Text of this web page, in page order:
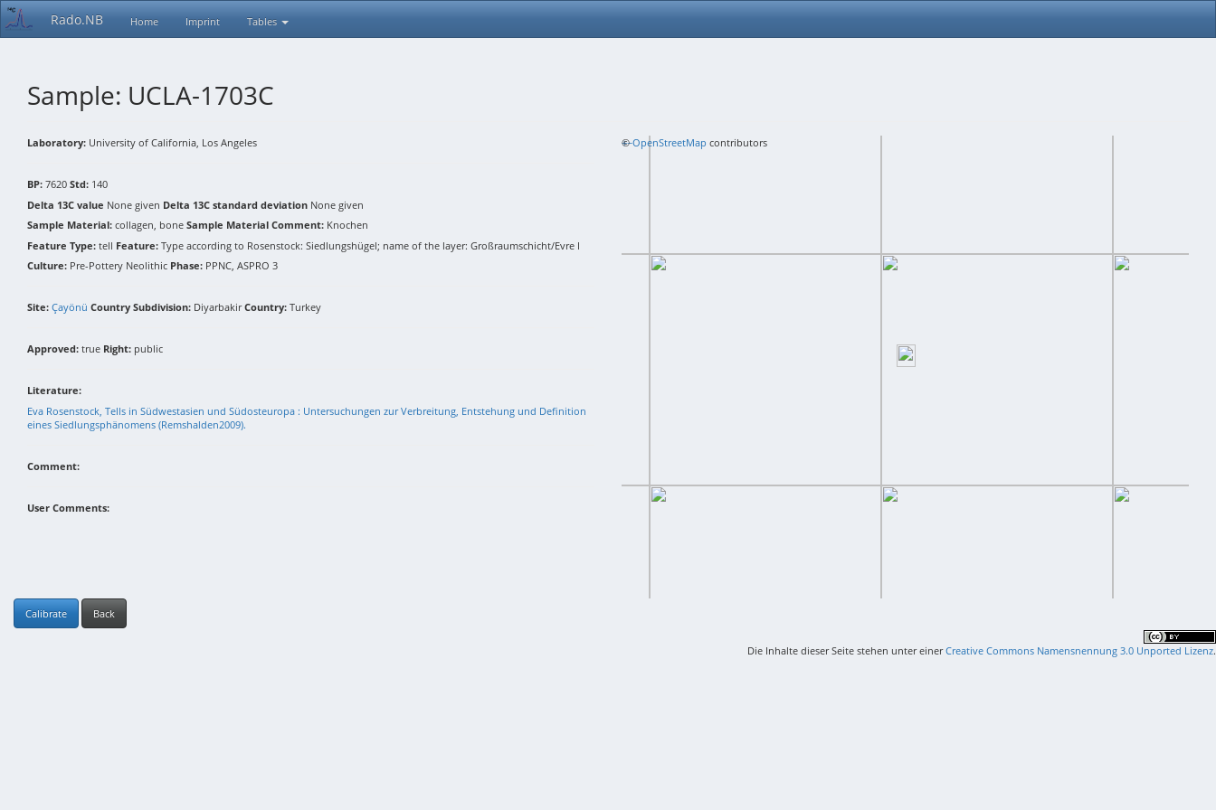
Rado.NB Home Imprint Tables
Sample: UCLA-1703C
Laboratory: University of California, Los Angeles
BP: 7620 Std: 140
Delta 13C value None given Delta 13C standard deviation None given
Sample Material: collagen, bone Sample Material Comment: Knochen
Feature Type: tell Feature: Type according to Rosenstock: Siedlungshügel; name of the layer: Großraumschicht/Evre I
Culture: Pre-Pottery Neolithic Phase: PPNC, ASPRO 3
Site: Çayönü Country Subdivision: DiyarbakirCountry: Turkey
Approved: true Right: public
Literature:
Eva Rosenstock, Tells in Südwestasien und Südosteuropa : Untersuchungen zur Verbreitung, Entstehung und Definition
eines Siedlungsphänomens (Remshalden2009).
Comment:
User Comments:
+−
©OpenStreetMap contributors
Calibrate Back
Die Inhalte dieser Seite stehen unter einerCreative Commons Namensnennung 3.0 Unported Lizenz.